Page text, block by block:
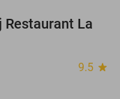
32%
Restaurant La
9.5 star